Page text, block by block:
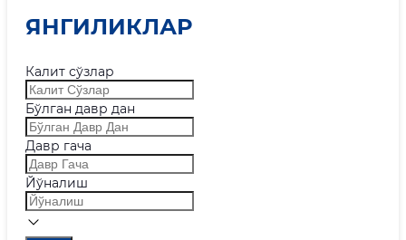
ЯНГИЛИКЛАР
Калит сўзлар
Бўлган давр дан
Давр гача
Йўналиш